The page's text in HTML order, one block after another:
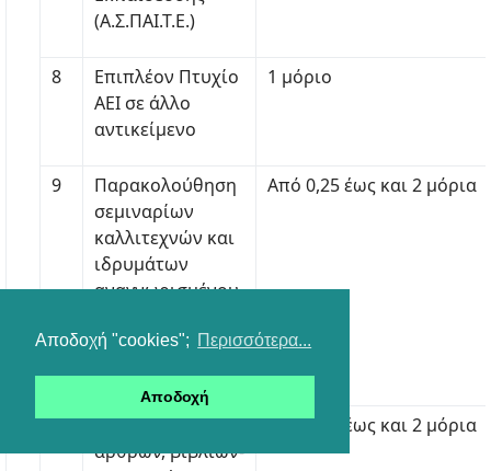
Αποδοχή "cookies"; Περισσότερα...
Αποδοχή
(Α.Σ.ΠΑΙ.Τ.Ε.)
8
Επιπλέον Πτυχίο
ΑΕΙ σε άλλο
αντικείμενο
1 μόριο
9
Παρακολούθηση
σεμιναρίων
καλλιτεχνών και
ιδρυμάτων
αναγνωρισμένου
λιγότερο 20
ώρες)
Από 0,25 έως και 2 μόρια
10
Συγγραφή
άρθρων, βιβλίων-
Από 0,25 έως και 2 μόρια